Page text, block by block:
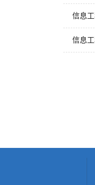
信息
信息